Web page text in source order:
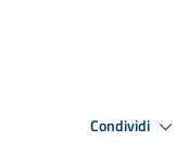
Condividi